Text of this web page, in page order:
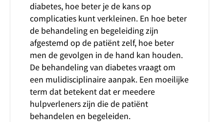
diabetes, hoe beter je de kans op
complicaties kunt verkleinen. En hoe beter
de behandeling en begeleiding zijn
afgestemd op de patiënt zelf, hoe beter
men de gevolgen in de hand kan houden.
De behandeling van diabetes vraagt om
een mulidisciplinaire aanpak. Een moeilijke
term dat betekent dat er meedere
hulpverleners zijn die de patiënt
behandelen en begeleiden.